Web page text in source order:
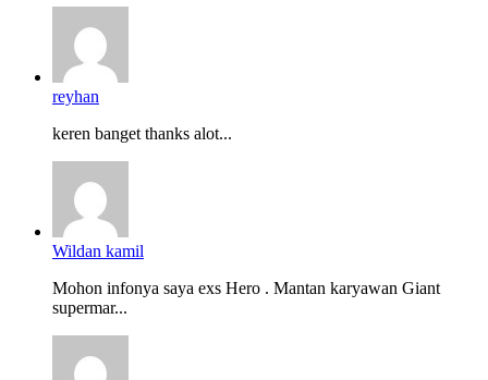
reyhan
keren banget thanks alot...
Wildan kamil
Mohon infonya saya exs Hero . Mantan karyawan Giant
supermar...